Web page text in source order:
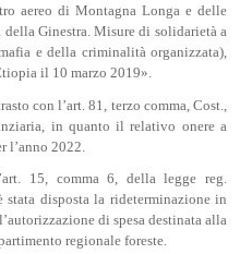
aereo di Montagna Longa e delle
Ginestra. Misure di solidarietà a
e della criminalità organizzata),
il 10 marzo 2019».
con l’art. 81, terzo comma, Cost.,
in quanto il relativo onere a
l’anno 2022.
15, comma 6, della legge reg.
disposta la rideterminazione in
di spesa destinata alla
regionale foreste.